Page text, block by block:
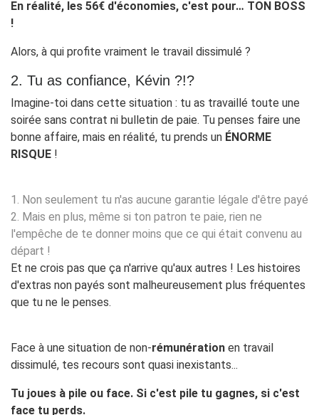
En réalité, les 56€ d'économies, c'est pour… TON BOSS
!
Alors, à qui profite vraiment le travail dissimulé ?
2. Tu as confiance, Kévin ?!?
Imagine-toi dans cette situation : tu as travaillé toute une
soirée sans contrat ni bulletin de paie. Tu penses faire une
bonne affaire, mais en réalité, tu prends un ÉNORME
RISQUE !
1. Non seulement tu n'as aucune garantie légale d'être payé
2. Mais en plus, même si ton patron te paie, rien ne
l'empêche de te donner moins que ce qui était convenu au
départ !
Et ne crois pas que ça n'arrive qu'aux autres ! Les histoires
d'extras non payés sont malheureusement plus fréquentes
que tu ne le penses.
Face à une situation de non-rémunération en travail
dissimulé, tes recours sont quasi inexistants...
Tu joues à pile ou face. Si c'est pile tu gagnes, si c'est
face tu perds.